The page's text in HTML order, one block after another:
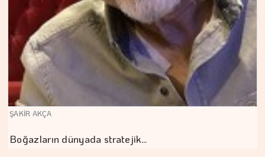
ŞAKİR AKÇA
Boğazların dünyada stratejik…